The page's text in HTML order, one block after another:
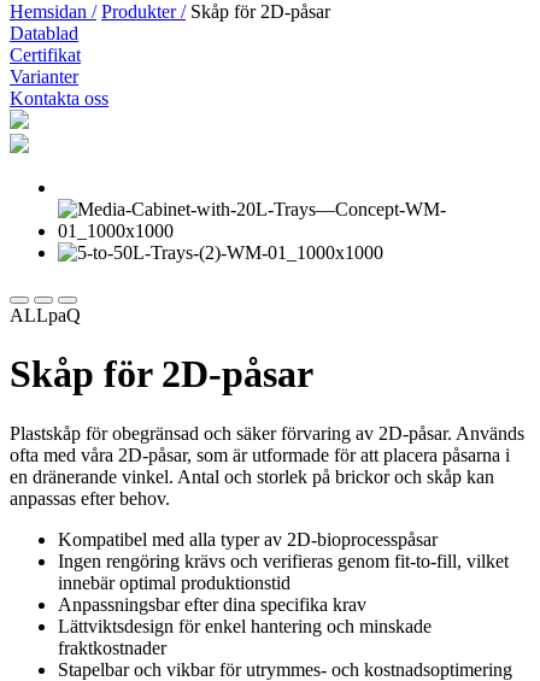
Hemsidan / Produkter / Skåp för 2D-påsar
Datablad
Certifikat
Varianter
Kontakta oss
ALLpaQ
Skåp för 2D-påsar
Plastskåp för obegränsad och säker förvaring av 2D-påsar. Används
ofta med våra 2D-påsar, som är utformade för att placera påsarna i
en dränerande vinkel. Antal och storlek på brickor och skåp kan
anpassas efter behov.
Kompatibel med alla typer av 2D-bioprocesspåsar
Ingen rengöring krävs och verifieras genom fit-to-fill, vilket
innebär optimal produktionstid
Anpassningsbar efter dina specifika krav
Lättviktsdesign för enkel hantering och minskade
fraktkostnader
Stapelbar och vikbar för utrymmes- och kostnadsoptimering